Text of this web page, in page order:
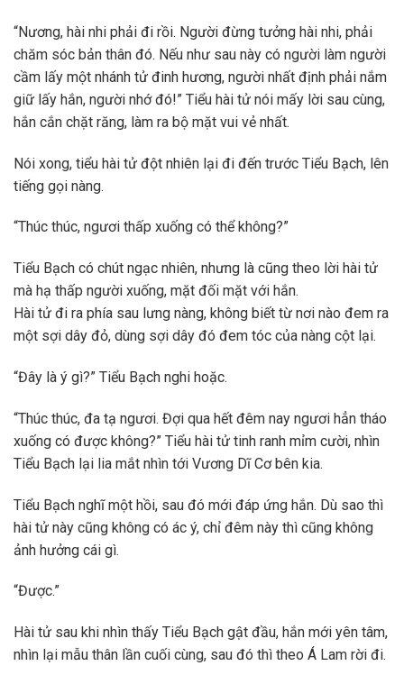
“Nương, hài nhi phải đi rồi. Người đừng tưởng hài nhi, phải
chăm sóc bản thân đó. Nếu như sau này có người làm người
cầm lấy một nhánh tử đinh hương, người nhất định phải nắm
giữ lấy hắn, người nhớ đó!” Tiểu hài tử nói mấy lời sau cùng,
hắn cắn chặt răng, làm ra bộ mặt vui vẻ nhất.
Nói xong, tiểu hài tử đột nhiên lại đi đến trước Tiểu Bạch, lên
tiếng gọi nàng.
“Thúc thúc, ngươi thấp xuống có thể không?”
Tiểu Bạch có chút ngạc nhiên, nhưng là cũng theo lời hài tử
mà hạ thấp người xuống, mặt đối mặt với hắn.
Hài tử đi ra phía sau lưng nàng, không biết từ nơi nào đem ra
một sợi dây đỏ, dùng sợi dây đó đem tóc của nàng cột lại.
“Đây là ý gì?” Tiểu Bạch nghi hoặc.
“Thúc thúc, đa tạ ngươi. Đợi qua hết đêm nay ngươi hẳn tháo
xuống có được không?” Tiểu hài tử tinh ranh mỉm cười, nhìn
Tiểu Bạch lại lia mắt nhìn tới Vương Dĩ Cơ bên kia.
Tiểu Bạch nghĩ một hồi, sau đó mới đáp ứng hắn. Dù sao thì
hài tử này cũng không có ác ý, chỉ đêm này thì cũng không
ảnh hưởng cái gì.
“Được.”
Hài tử sau khi nhìn thấy Tiểu Bạch gật đầu, hắn mới yên tâm,
nhìn lại mẫu thân lần cuối cùng, sau đó thì theo Á Lam rời đi.